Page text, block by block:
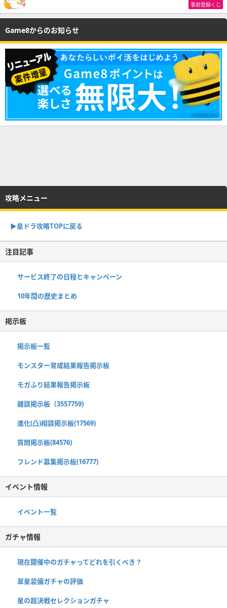
事前登録くじ
Game8からのお知らせ
攻略メニュー
▶︎星ドラ攻略TOPに戻る
注目記事
サービス終了の日程とキャンペーン
10年間の歴史まとめ
掲示板
掲示板一覧
モンスター育成結果報告掲示板
モガふり結果報告掲示板
雑談掲示板（3557759)
進化(凸)相談掲示板(17569)
質問掲示板(84576)
フレンド募集掲示板(16777)
イベント情報
イベント一覧
ガチャ情報
現在開催中のガチャってどれを引くべき？
翠星装備ガチャの評価
星の超決戦セレクションガチャ